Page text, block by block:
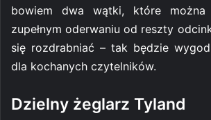
bowiem dwa wątki, które
zupełnym oderwaniu od reszty
się rozdrabniać – tak będzie
dla kochanych czytelników.
Dzielny żeglarz Tyland